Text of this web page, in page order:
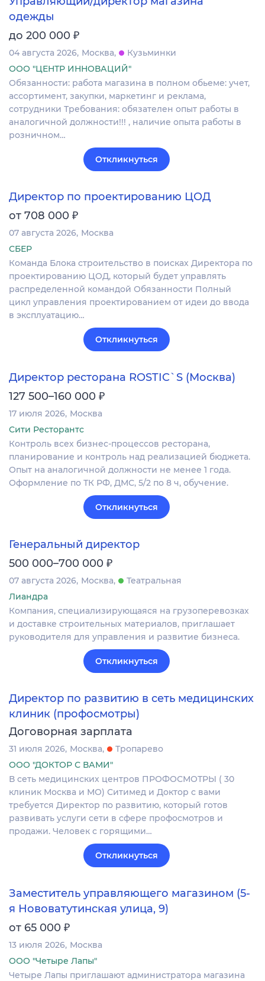
одежды
до 200 000 ₽
04 августа 2026 Москва
Кузьминки
ООО "ЦЕНТР ИННОВАЦИЙ"
Обязанности: работа магазина в полном обьеме: учет,
ассортимент, закупки, маркетинг и реклама,
сотрудники Требования: обязателен опыт работы в
аналогичной должности!!! , наличие опыта работы в
розничном…
Откликнуться
Директор по проектированию ЦОД
от 708 000 ₽
07 августа 2026 Москва
СБЕР
Команда Блока строительство в поисках Директора по
проектированию ЦОД, который будет управлять
распределенной командой Обязанности Полный
цикл управления проектированием от идеи до ввода
в эксплуатацию…
Откликнуться
Директор ресторана ROSTIC`S (Москва)
127 500–160 000 ₽
17 июля 2026 Москва
Сити Ресторантс
Контроль всех бизнес-процессов ресторана,
планирование и контроль над реализацией бюджета.
Опыт на аналогичной должности не менее 1 года.
Оформление по ТК РФ, ДМС, 5/2 по 8 ч, обучение.
Откликнуться
Генеральный директор
500 000–700 000 ₽
07 августа 2026 Москва
Театральная
Лиандра
Компания, специализирующаяся на грузоперевозках
и доставке строительных материалов, приглашает
руководителя для управления и развитие бизнеса.
Откликнуться
Директор по развитию в сеть медицинских
клиник (профосмотры)
Договорная зарплата
31 июля 2026 Москва
Тропарево
ООО "ДОКТОР С ВАМИ"
В сеть медицинских центров ПРОФОСМОТРЫ ( 30
клиник Москва и МО) Ситимед и Доктор с вами
требуется Директор по развитию, который готов
развивать услуги сети в сфере профосмотров и
продажи. Человек с горящими…
Откликнуться
Заместитель управляющего магазином (5-
я Нововатутинская улица, 9)
от 65 000 ₽
13 июля 2026 Москва
ООО "Четыре Лапы"
Четыре Лапы приглашают администратора магазина